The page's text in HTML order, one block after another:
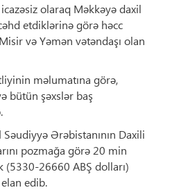
olaraq Məkkəyə daxil
etdiklərinə görə həcc
və Yəmən vətəndaşı olan
məlumatına görə,
bütün şəxslər baş
Ərəbistanının Daxili
pozmağa görə 20 min
26660 ABŞ dolları)
edib.